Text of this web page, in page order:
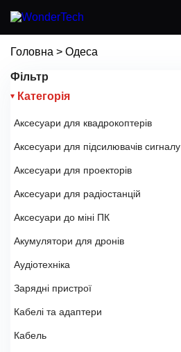
Головна > Одеса
Фільтр
Категорія
Аксесуари для квадрокоптерів
Аксесуари для підсилювачів сигналу
Аксесуари для проекторів
Аксесуари для радіостанцій
Аксесуари до міні ПК
Акумулятори для дронів
Аудіотехніка
Зарядні пристрої
Кабелі та адаптери
Кабель